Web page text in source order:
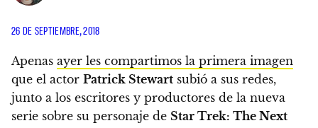
26 DE SEPTIEMBRE, 2018
Apenas ayer les compartimos la primera imagen
que el actor Patrick Stewart subió a sus redes,
junto a los escritores y productores de la nueva
serie sobre su personaje de Star Trek: The Next